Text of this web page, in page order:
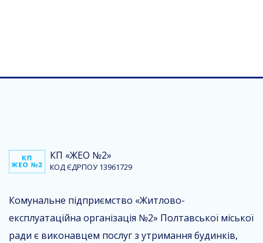
КП «ЖЕО №2»
КОД ЄДРПОУ 13961729
Комунальне підприємство «Житлово-
експлуатаційна організація №2» Полтавської міської
ради є виконавцем послуг з утримання будинків,